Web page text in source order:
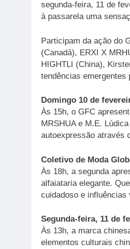
segunda-feira, 11 de
à passarela uma
Participam da ação do
(Canadá), ERXI X
HIGHTLI (China),
tendências emergentes
Domingo 10 de
Às 15h, o GFC
MRSHUA e M.E.
autoexpressão através
Coletivo de Moda
Às 18h, a segunda
alfaiataria elegante.
cuidadoso e influências
Segunda-feira, 11 de
Às 13h, a marca
elementos culturais